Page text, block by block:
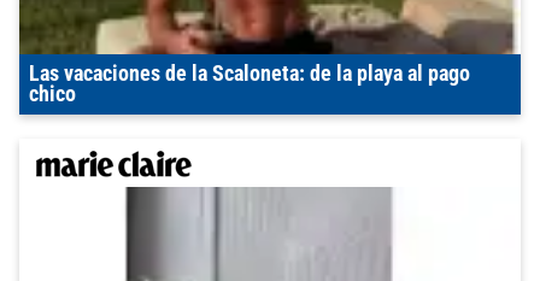
Las vacaciones de la Scaloneta: de la playa al pago
chico